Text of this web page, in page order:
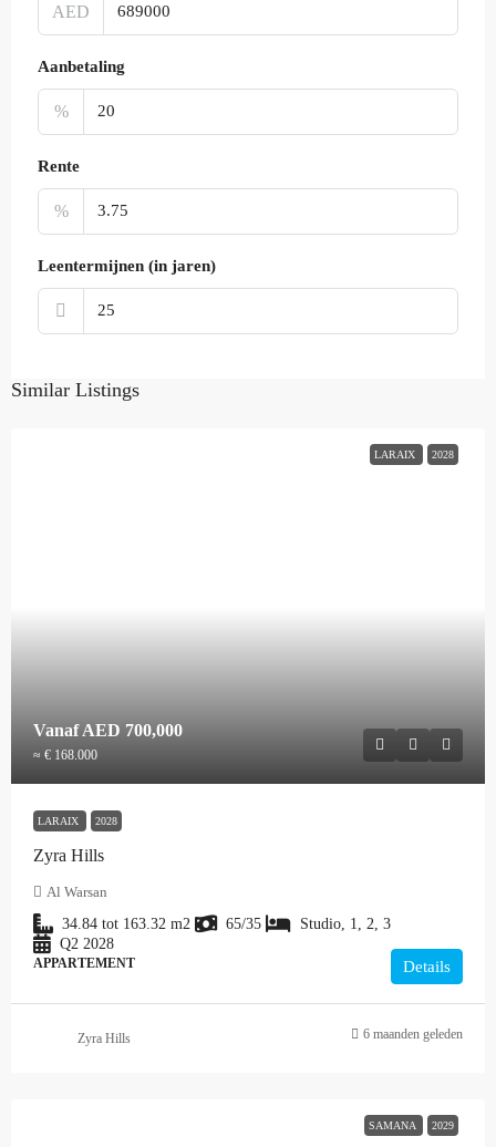
AED
Aanbetaling
%
Rente
%
Leentermijnen (in jaren)
Similar Listings
LARAIX 2028
VanafAED 700,000
≈ € 168.000
LARAIX 2028
Zyra Hills
Al Warsan
34.84 tot 163.32 m2 65/35
Studio, 1, 2, 3
Q2 2028
APPARTEMENT Details
Zyra Hills 6 maanden geleden
SAMANA 2029